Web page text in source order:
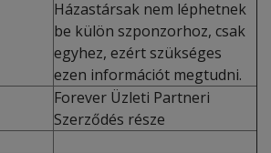
Házastársak nem léphetnek
be külön szponzorhoz, csak
egyhez, ezért szükséges
ezen információt megtudni.
Forever Üzleti Partneri
Szerződés része